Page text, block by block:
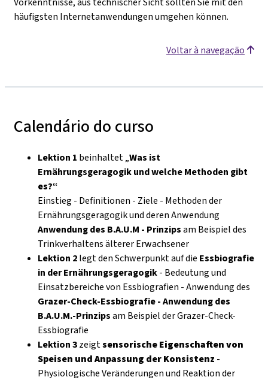
häufigsten Internetanwendungen umgehen können.
Voltar à navegação
Calendário do curso
Lektion 1 beinhaltet „Was ist
Ernährungsgeragogik und welche Methoden gibt
es?“
Einstieg - Definitionen - Ziele - Methoden der
Ernährungsgeragogik und deren Anwendung
Anwendung des B.A.U.M - Prinzipsam Beispiel des
Trinkverhaltens älterer Erwachsener
Lektion 2legt den Schwerpunkt auf die Essbiografie
in der Ernährungsgeragogik- Bedeutung und
Einsatzbereiche von Essbiografien - Anwendung des
Grazer-Check-Essbiografie - Anwendung des
B.A.U.M.-Prinzipsam Beispiel der Grazer-Check-
Essbiografie
Lektion 3zeigtsensorische Eigenschaften von
Speisen und Anpassung der Konsistenz -
Physiologische Veränderungen und Reaktion der